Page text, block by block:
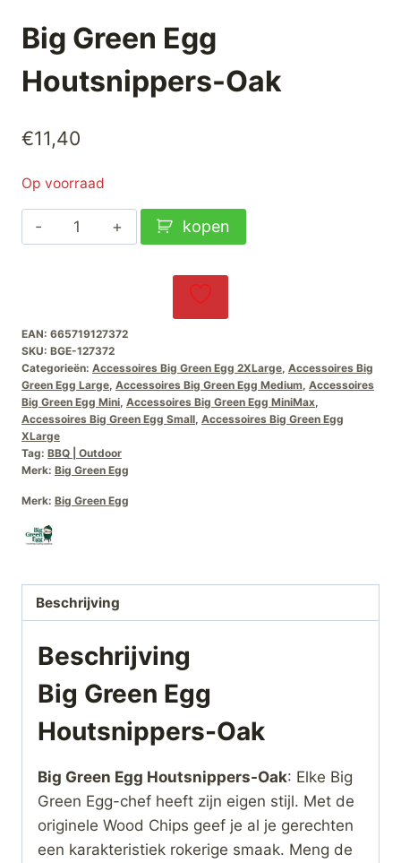
Big Green Egg
Houtsnippers-Oak
€11,40
Op voorraad
Big
Green
aantal
kopen
EAN: 665719127372
SKU: BGE-127372
Categorieën: Accessoires Big Green Egg 2XLarge, Accessoires Big
Green Egg Large, Accessoires Big Green Egg Medium, Accessoires
Big Green Egg Mini, Accessoires Big Green Egg MiniMax,
Accessoires Big Green Egg Small, Accessoires Big Green Egg
XLarge
Tag: BBQ | Outdoor
Merk: Big Green Egg
Merk: Big Green Egg
Beschrijving
Beschrijving
Big Green Egg
Houtsnippers-Oak
Big Green Egg Houtsnippers-Oak: Elke Big
Green Egg-chef heeft zijn eigen stijl. Met de
originele Wood Chips geef je al je gerechten
een karakteristiek rokerige smaak. Meng de